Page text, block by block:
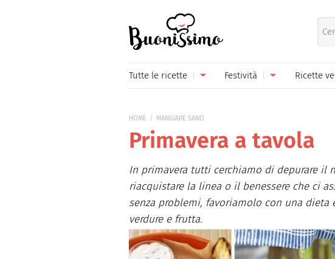
Tutte le ricette
Primi piatti Pane pizza
Piatti unici Marmellate e
Contorni Conserve
Formaggi Ricette di base
Frutta Bevande
Festività
Carnevale
Festa della Mamma
Festa del Papà
Halloween
Natale
Ricette
HOME MANGIARE SANO
Primavera a tavola
In primavera tutti cerchiamo di depurare il
riacquistare la linea o il benessere che ci
senza problemi, favoriamolo con una
verdure e frutta.